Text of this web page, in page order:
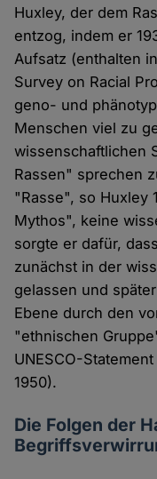
Huxley, der dem
entzog, indem er
Aufsatz (enthalten
Survey on Racial
geno- und
Menschen viel zu
wissenschaftlichen
Rassen" sprechen
"Rasse", so Huxley
Mythos", keine
sorgte er dafür,
zunächst in der
gelassen und
Ebene durch den
"ethnischen
UNESCO-
1950).
Die Folgen der